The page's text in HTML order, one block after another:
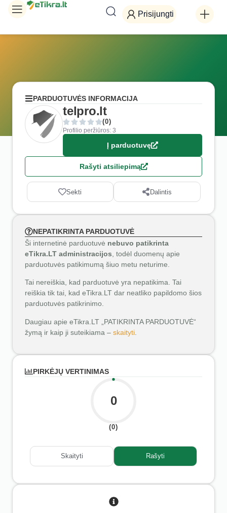
Prisijungti
PARDUOTUVĖS INFORMACIJA
telpro.lt
(0)
Profilio peržiūros: 3
Į parduotuvę
Rašyti atsiliepimą
Sekti Dalintis
NEPATIKRINTA PARDUOTUVĖ
Ši internetinė parduotuvė nebuvo patikrinta
eTikra.LT administracijos , todėl duomenų apie
parduotuvės patikimumą šiuo metu neturime.
Tai nereiškia, kad parduotuvė yra nepatikima. Tai
reiškia tik tai, kad eTikra.LT dar neatliko papildomo šios
parduotuvės patikrinimo.
Daugiau apie eTikra.LT „PATIKRINTA PARDUOTUVĖ“
žymą ir kaip ji suteikiama – skaityti
PIRKĖJŲ VERTINIMAS
0
(0)
Skaityti Rašyti